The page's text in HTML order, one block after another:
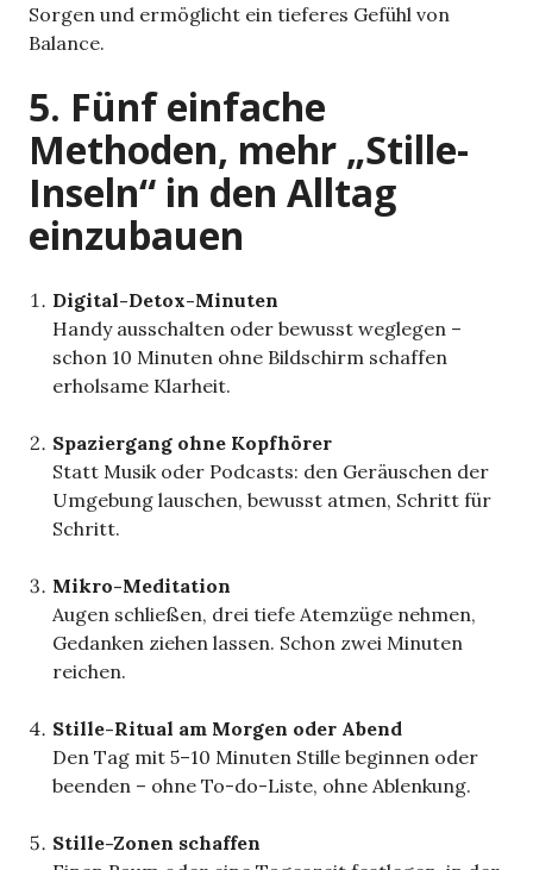
Sorgen und ermöglicht ein tieferes Gefühl von
Balance.
5. Fünf einfache
Methoden, mehr „Stille-
Inseln“ in den Alltag
einzubauen
Digital-Detox-Minuten
Handy ausschalten oder bewusst weglegen –
schon 10 Minuten ohne Bildschirm schaffen
erholsame Klarheit.
Spaziergang ohne Kopfhörer
Statt Musik oder Podcasts: den Geräuschen der
Umgebung lauschen, bewusst atmen, Schritt für
Schritt.
Mikro-Meditation
Augen schließen, drei tiefe Atemzüge nehmen,
Gedanken ziehen lassen. Schon zwei Minuten
reichen.
Stille-Ritual am Morgen oder Abend
Den Tag mit 5–10 Minuten Stille beginnen oder
beenden – ohne To-do-Liste, ohne Ablenkung.
Stille-Zonen schaffen